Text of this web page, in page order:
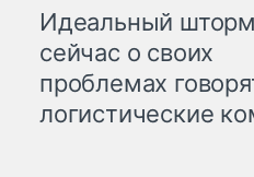
Идеальный
сейчас о своих
проблемах
логистические